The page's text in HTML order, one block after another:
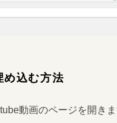
め込む方法
動画のページを開きま